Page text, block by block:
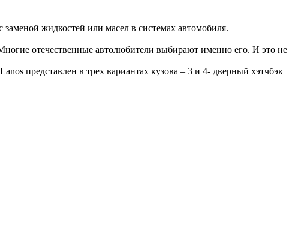
заменой жидкостей или масел в системах автомобиля.
отечественные автолюбители выбирают именно его. И это не
представлен в трех вариантах кузова – 3 и 4- дверный хэтчбэк